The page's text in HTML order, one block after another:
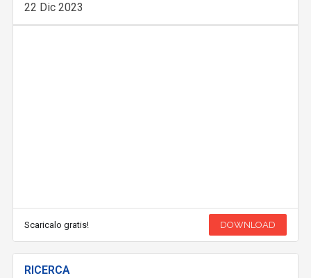
22 Dic 2023
Scaricalo gratis! DOWNLOAD
RICERCA